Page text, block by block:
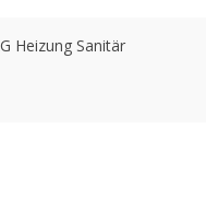
Heizung Sanitär